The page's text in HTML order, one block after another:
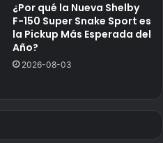
¿Por qué la Nueva Shelby
F-150 Super Snake Sport es
la Pickup Más Esperada del
Año?
2026-08-03